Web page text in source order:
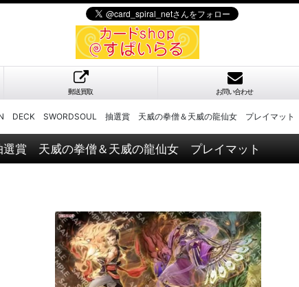
郵送買取 お問い合わせ
DECK SWORDSOUL 抽選賞 天威の拳僧＆天威の龍仙女 プレイマット
賞 天威の拳僧＆天威の龍仙女 プレイマット